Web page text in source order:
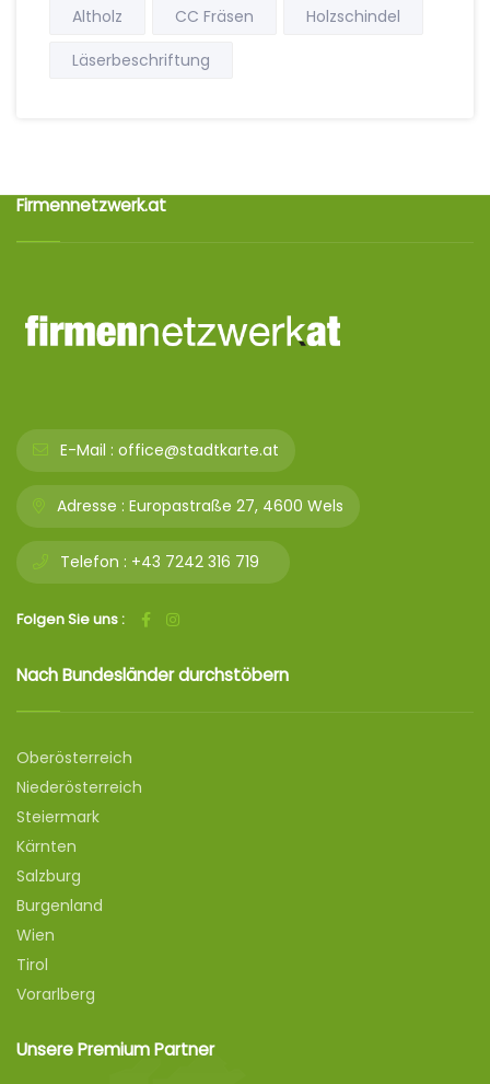
Altholz CC Fräsen
Holzschindel
Läserbeschriftung
Firmennetzwerk.at
E-Mail : office@stadtkarte.at
Adresse : Europastraße 27, 4600 Wels
Telefon : +43 7242 316 719
Folgen Sie uns :
Nach Bundesländer durchstöbern
Oberösterreich
Niederösterreich
Steiermark
Kärnten
Salzburg
Burgenland
Wien
Tirol
Vorarlberg
Unsere Premium Partner